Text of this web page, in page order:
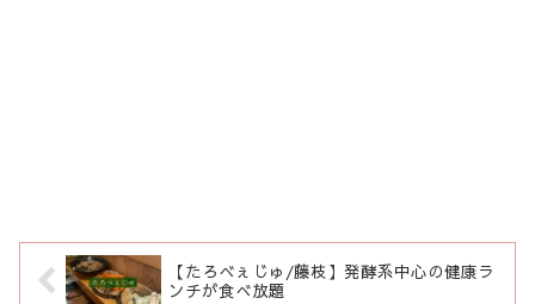
【たろべぇじゅ/藤枝】発酵系中心の健康ラ
ンチが食べ放題